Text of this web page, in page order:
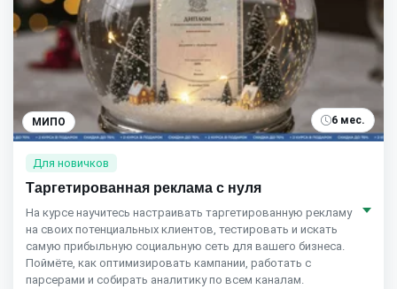
МИПО 6 мес.
Для новичков
Таргетированная реклама с нуля
На курсе научитесь настраивать таргетированную рекламу
на своих потенциальных клиентов, тестировать и искать
самую прибыльную социальную сеть для вашего бизнеса.
Поймёте, как оптимизировать кампании, работать с
парсерами и собирать аналитику по всем каналам.